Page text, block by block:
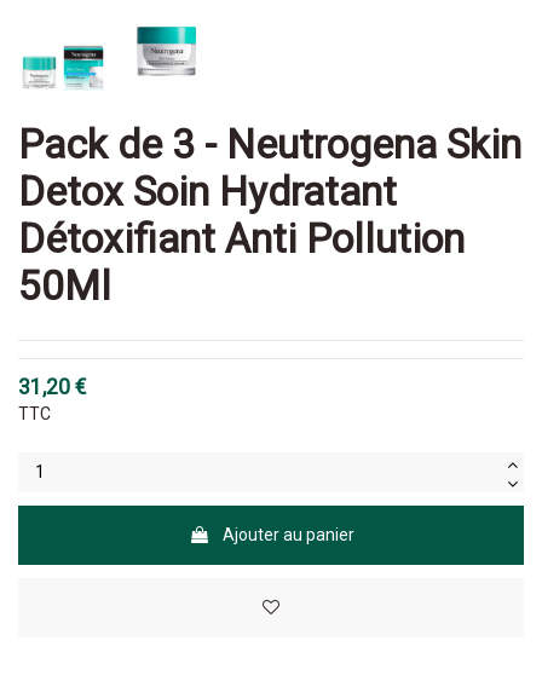
Pack de 3 - Neutrogena Skin
Detox Soin Hydratant
Détoxifiant Anti Pollution
50Ml
31,20 €
TTC
Ajouter au panier